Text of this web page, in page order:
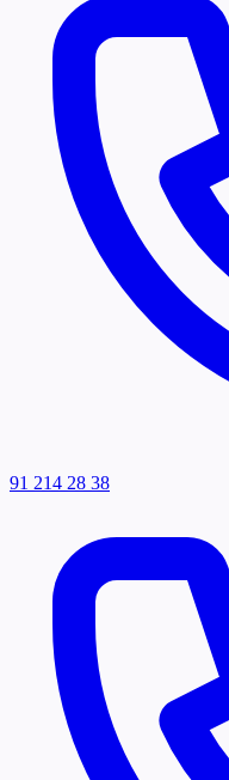
91 214 28 38